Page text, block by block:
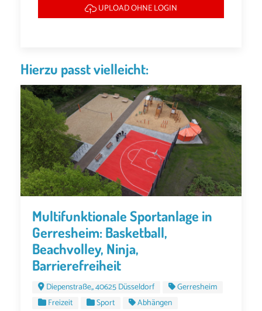
UPLOAD OHNE LOGIN
Hierzu passt vielleicht:
Multifunktionale Sportanlage in
Gerresheim: Basketball,
Beachvolley, Ninja,
Barrierefreiheit
Diepenstraße,, 40625 Düsseldorf
Gerresheim
Freizeit
Sport
Abhängen